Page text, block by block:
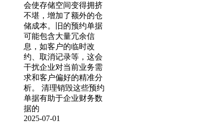
会使存储空间变得拥挤
不堪，增加了额外的仓
储成本。旧的预约单据
可能包含大量冗余信
息，如客户的临时改
约、取消记录等，这会
干扰企业对当前业务需
求和客户偏好的精准分
析。 清理销毁这些预约
单据有助于企业财务数
据的
2025-07-01